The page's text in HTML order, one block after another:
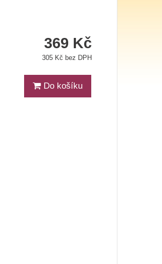
369 Kč
305 Kč bez DPH
Do košíku